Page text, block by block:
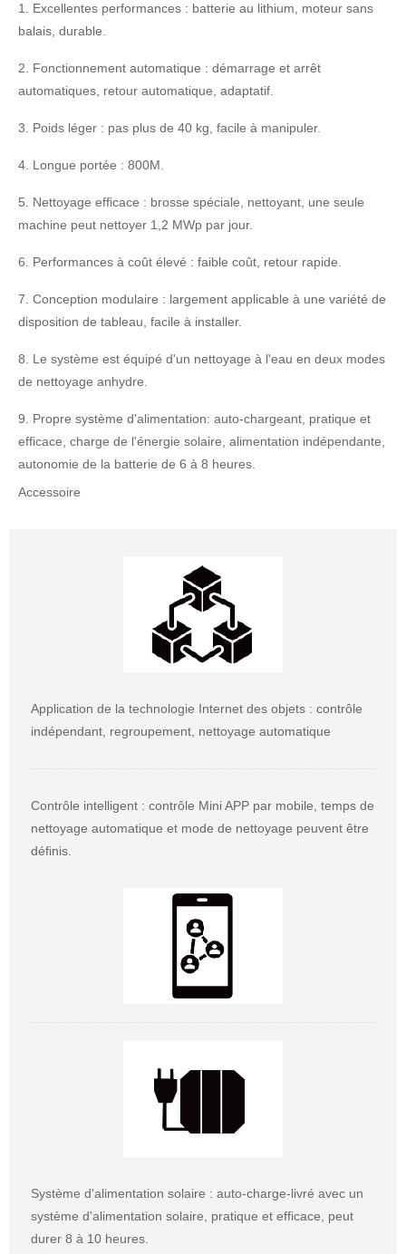
1. Excellentes performances : batterie au lithium, moteur sans
balais, durable.
2. Fonctionnement automatique : démarrage et arrêt
automatiques, retour automatique, adaptatif.
3. Poids léger : pas plus de 40 kg, facile à manipuler.
4. Longue portée : 800M.
5. Nettoyage efficace : brosse spéciale, nettoyant, une seule
machine peut nettoyer 1,2 MWp par jour.
6. Performances à coût élevé : faible coût, retour rapide.
7. Conception modulaire : largement applicable à une variété de
disposition de tableau, facile à installer.
8. Le système est équipé d'un nettoyage à l'eau en deux modes
de nettoyage anhydre.
9. Propre système d'alimentation: auto-chargeant, pratique et
efficace, charge de l'énergie solaire, alimentation indépendante,
autonomie de la batterie de 6 à 8 heures.
Accessoire
Application de la technologie Internet des objets : contrôle
indépendant, regroupement, nettoyage automatique
Contrôle intelligent : contrôle Mini APP par mobile, temps de
nettoyage automatique et mode de nettoyage peuvent être
définis.
Système d'alimentation solaire : auto-charge-livré avec un
système d'alimentation solaire, pratique et efficace, peut
durer 8 à 10 heures.